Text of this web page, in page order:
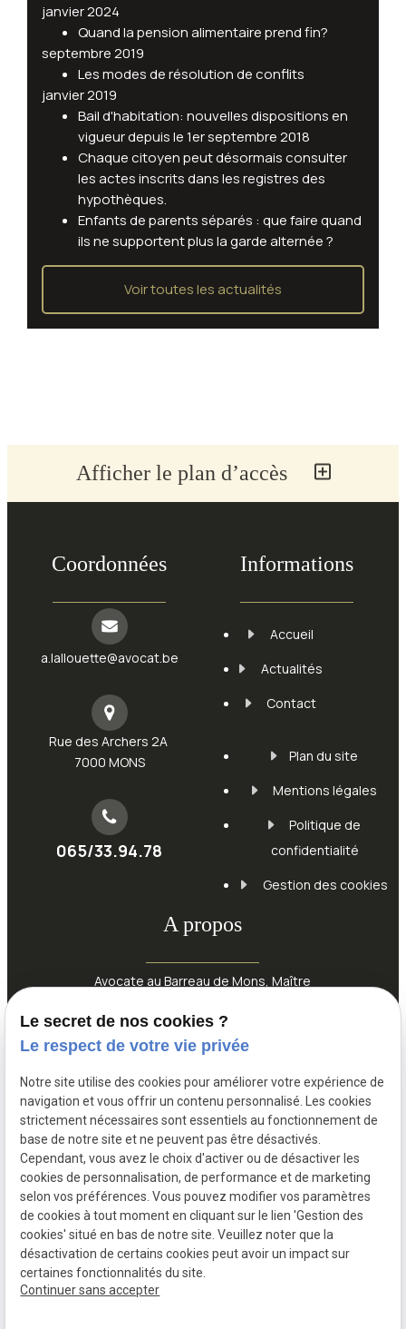
janvier 2024
Quand la pension alimentaire prend fin?
septembre 2019
Les modes de résolution de conflits
janvier 2019
Bail d'habitation: nouvelles dispositions en
vigueur depuis le 1er septembre 2018
Chaque citoyen peut désormais consulter
les actes inscrits dans les registres des
hypothèques.
Enfants de parents séparés : que faire quand
ils ne supportent plus la garde alternée ?
Voir toutes les actualités
Afficher le plan d’accès
Coordonnées
a.lallouette@avocat.be
Rue des Archers 2A
7000 MONS
065/33.94.78
Informations
Accueil
Actualités
Contact
Plan du site
Mentions légales
Politique de
confidentialité
Gestion des cookies
A propos
Avocate au Barreau de Mons, Maître
de la famille et intervient également en droit
pénal, civil et de la circulation. Situé près de
l’hôpital Saint Joseph, son cabinet vous
accompagne avec écoute, rigueur et
expertise pour défendre vos droits.
Le secret de nos cookies ?
Le respect de votre vie privée
Notre site utilise des cookies pour améliorer votre expérience de
navigation et vous offrir un contenu personnalisé. Les cookies
strictement nécessaires sont essentiels au fonctionnement de
base de notre site et ne peuvent pas être désactivés.
Cependant, vous avez le choix d'activer ou de désactiver les
cookies de personnalisation, de performance et de marketing
selon vos préférences. Vous pouvez modifier vos paramètres
de cookies à tout moment en cliquant sur le lien 'Gestion des
cookies' situé en bas de notre site. Veuillez noter que la
désactivation de certains cookies peut avoir un impact sur
certaines fonctionnalités du site.
Continuer sans accepter